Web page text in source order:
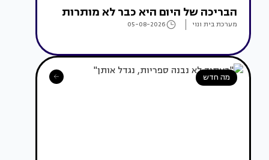
הבריכה של היום היא כבר לא מותרות
מערכת בית ונוי 05-08-2026
מה חדש